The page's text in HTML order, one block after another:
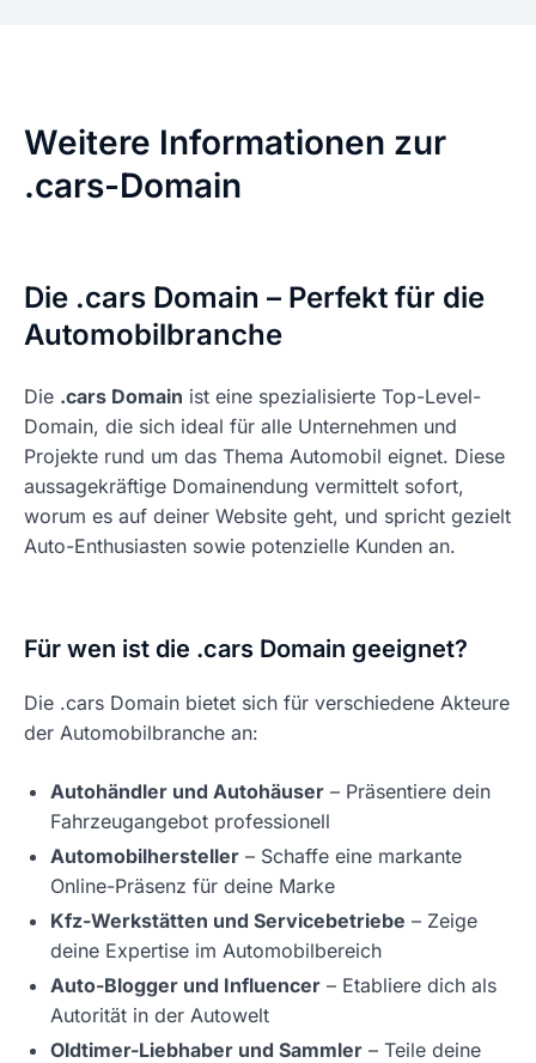
Weitere Informationen zur
.cars-Domain
Die .cars Domain – Perfekt für die
Automobilbranche
Die .cars Domain ist eine spezialisierte Top-Level-
Domain, die sich ideal für alle Unternehmen und
Projekte rund um das Thema Automobil eignet. Diese
aussagekräftige Domainendung vermittelt sofort,
worum es auf deiner Website geht, und spricht gezielt
Auto-Enthusiasten sowie potenzielle Kunden an.
Für wen ist die .cars Domain geeignet?
Die .cars Domain bietet sich für verschiedene Akteure
der Automobilbranche an:
Autohändler und Autohäuser – Präsentiere dein
Fahrzeugangebot professionell
Automobilhersteller – Schaffe eine markante
Online-Präsenz für deine Marke
Kfz-Werkstätten und Servicebetriebe – Zeige
deine Expertise im Automobilbereich
Auto-Blogger und Influencer – Etabliere dich als
Autorität in der Autowelt
Oldtimer-Liebhaber und Sammler – Teile deine